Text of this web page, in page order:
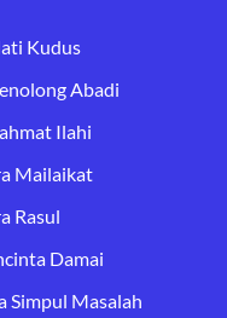
Kudus
Abadi
Ilahi
Mailaikat
Rasul
Damai
Simpul Masalah